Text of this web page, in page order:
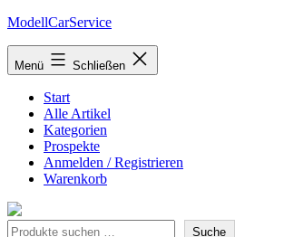
Zum
springen
ModellCarService
Menü Schließen
Start
Alle Artikel
Kategorien
Prospekte
Anmelden / Registrieren
Warenkorb
Suche Suche